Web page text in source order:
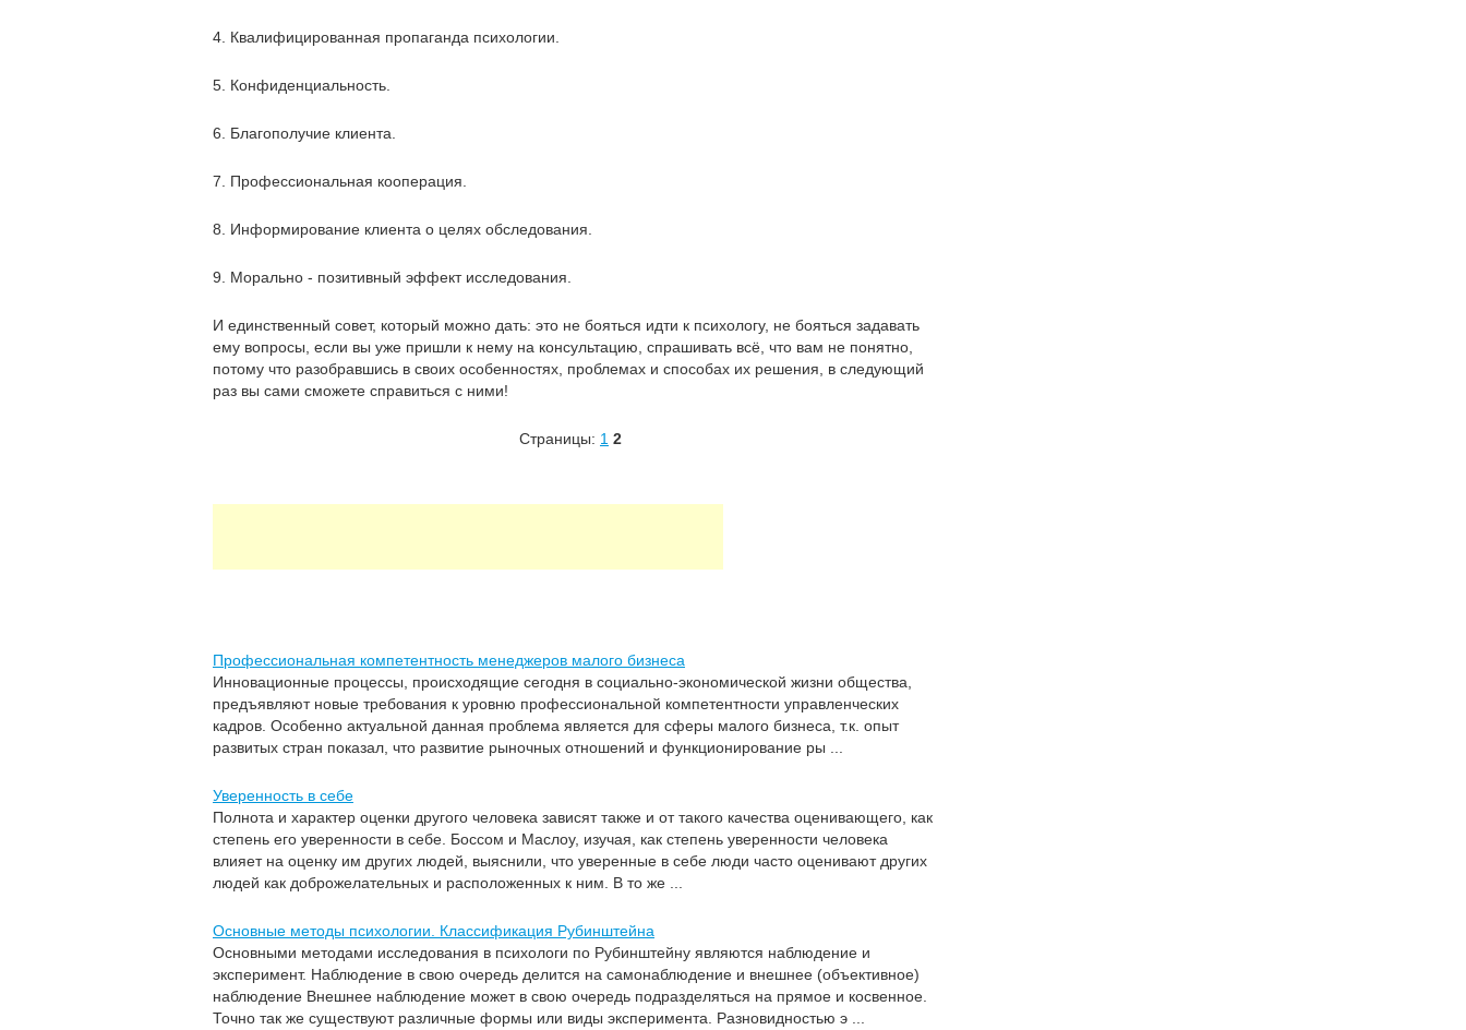
4. Квалифицированная пропаганда психологии.
5. Конфиденциальность.
6. Благополучие клиента.
7. Профессиональная кооперация.
8. Информирование клиента о целях обследования.
9. Морально - позитивный эффект исследования.
И единственный совет, который можно дать: это не бояться идти к психологу, не бояться задавать
ему вопросы, если вы уже пришли к нему на консультацию, спрашивать всё, что вам не понятно,
потому что разобравшись в своих особенностях, проблемах и способах их решения, в следующий
раз вы сами сможете справиться с ними!
Страницы: 1 2
Профессиональная компетентность менеджеров малого бизнеса
Инновационные процессы, происходящие сегодня в социально-экономической жизни общества,
предъявляют новые требования к уровню профессиональной компетентности управленческих
кадров. Особенно актуальной данная проблема является для сферы малого бизнеса, т.к. опыт
развитых стран показал, что развитие рыночных отношений и функционирование ры ...
Уверенность в себе
Полнота и характер оценки другого человека зависят также и от такого качества оценивающего, как
степень его уверенности в себе. Боссом и Маслоу, изучая, как степень уверенности человека
влияет на оценку им других людей, выяснили, что уверенные в себе люди часто оценивают других
людей как доброжелательных и расположенных к ним. В то же ...
Основные методы психологии. Классификация Рубинштейна
Основными методами исследования в психологи по Рубинштейну являются наблюдение и
эксперимент. Наблюдение в свою очередь делится на самонаблюдение и внешнее (объективное)
наблюдение Внешнее наблюдение может в свою очередь подразделяться на прямое и косвенное.
Точно так же существуют различные формы или виды эксперимента. Разновидностью э ...